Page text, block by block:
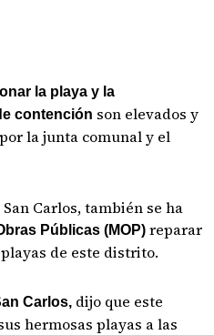
la playa y la
contención son elevados y
la junta comunal y el
Carlos, también se ha
Públicas (MOP) reparar
de este distrito.
Carlos, dijo que este
hermosas playas a las